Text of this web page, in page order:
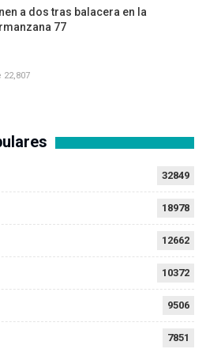
a dos tras balacera en la
77
22,807
32849
18978
12662
10372
9506
7851